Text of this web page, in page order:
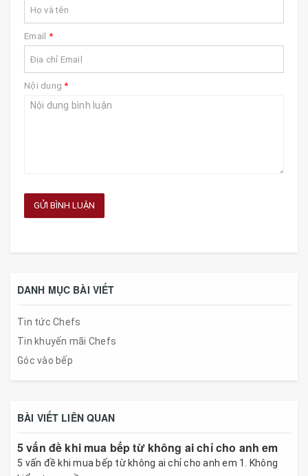
Email *
Nội dung*
GỬI BÌNH LUẬN
DANH MỤC BÀI VIẾT
Tin tức Chefs
Tin khuyến mãi Chefs
Góc vào bếp
BÀI VIẾT LIÊN QUAN
5 vấn đề khi mua bếp từ không ai chỉ cho anh em
5 vấn đề khi mua bếp từ không ai chỉ cho anh em 1. Không